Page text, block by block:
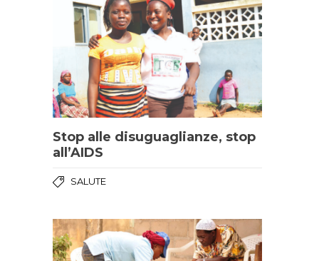
Stop alle disuguaglianze, stop
all’AIDS
SALUTE